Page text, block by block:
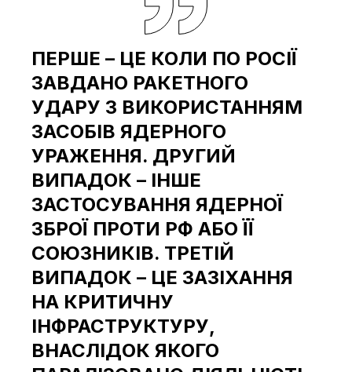
ПЕРШЕ – ЦЕ КОЛИ ПО РОСІЇ
ЗАВДАНО РАКЕТНОГО
УДАРУ З ВИКОРИСТАННЯМ
ЗАСОБІВ ЯДЕРНОГО
УРАЖЕННЯ. ДРУГИЙ
ВИПАДОК – ІНШЕ
ЗАСТОСУВАННЯ ЯДЕРНОЇ
ЗБРОЇ ПРОТИ РФ АБО ЇЇ
СОЮЗНИКІВ. ТРЕТІЙ
ВИПАДОК – ЦЕ ЗАЗІХАННЯ
НА КРИТИЧНУ
ІНФРАСТРУКТУРУ,
ВНАСЛІДОК ЯКОГО